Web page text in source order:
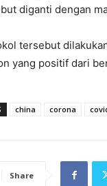
diganti dengan
tersebut
yang positif dari
china corona
Share